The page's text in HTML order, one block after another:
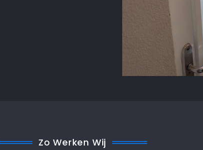
Zo Werken Wij